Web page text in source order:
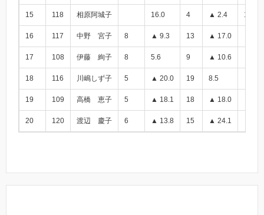
15 118 相原阿城子 16.0 4 ▲ 2.4 13.6
16 117 中野 宮子 8 ▲ 9.3 13 ▲ 17.0
17 108 伊藤 絢子 8 5.6 9 ▲ 10.6
18 116 川嶋しず子 5 ▲ 20.0 19 8.5
19 109 高橋 恵子 5 ▲ 18.1 18 ▲ 18.0
20 120 渡辺 慶子 6 ▲ 13.8 15 ▲ 24.1